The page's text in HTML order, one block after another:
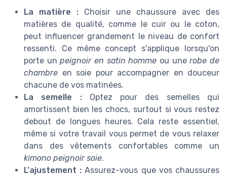
La matière : Choisir une chaussure avec des
matières de qualité, comme le cuir ou le coton,
peut influencer grandement le niveau de confort
ressenti. Ce même concept s'applique lorsqu'on
porte unpeignoir en satin homme ou unerobe de
chambre en soie pour accompagner en douceur
chacune de vos matinées.
La semelle :Optez pour des semelles qui
amortissent bien les chocs, surtout si vous restez
debout de longues heures. Cela reste essentiel,
même si votre travail vous permet de vous relaxer
dans des vêtements confortables comme un
kimono peignoir soie.
L'ajustement : Assurez-vous que vos chaussures